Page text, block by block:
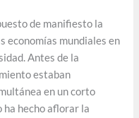
de manifiesto la
economías mundiales en
Antes de la
estaban
en un corto
ha hecho aflorar la